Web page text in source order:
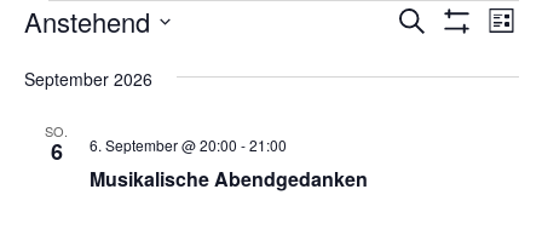
und
Suche Liste
Anstehend
wählen.
September 2026
SO.
6
Musikalische Abendgedanken
6. September @ 20:00 -21:00